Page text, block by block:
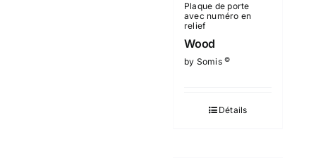
Plaque de porte
avec numéro en
relief
Wood
by Somis©
Détails